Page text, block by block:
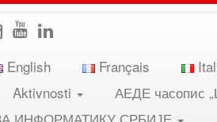
English Français
Aktivnosti АЕДЕ часопис